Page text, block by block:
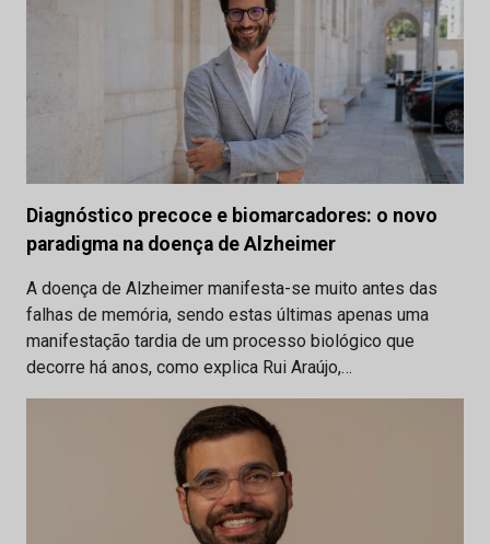
Diagnóstico precoce e biomarcadores: o novo
paradigma na doença de Alzheimer
A doença de Alzheimer manifesta-se muito antes das
falhas de memória, sendo estas últimas apenas uma
manifestação tardia de um processo biológico que
decorre há anos, como explica Rui Araújo,…